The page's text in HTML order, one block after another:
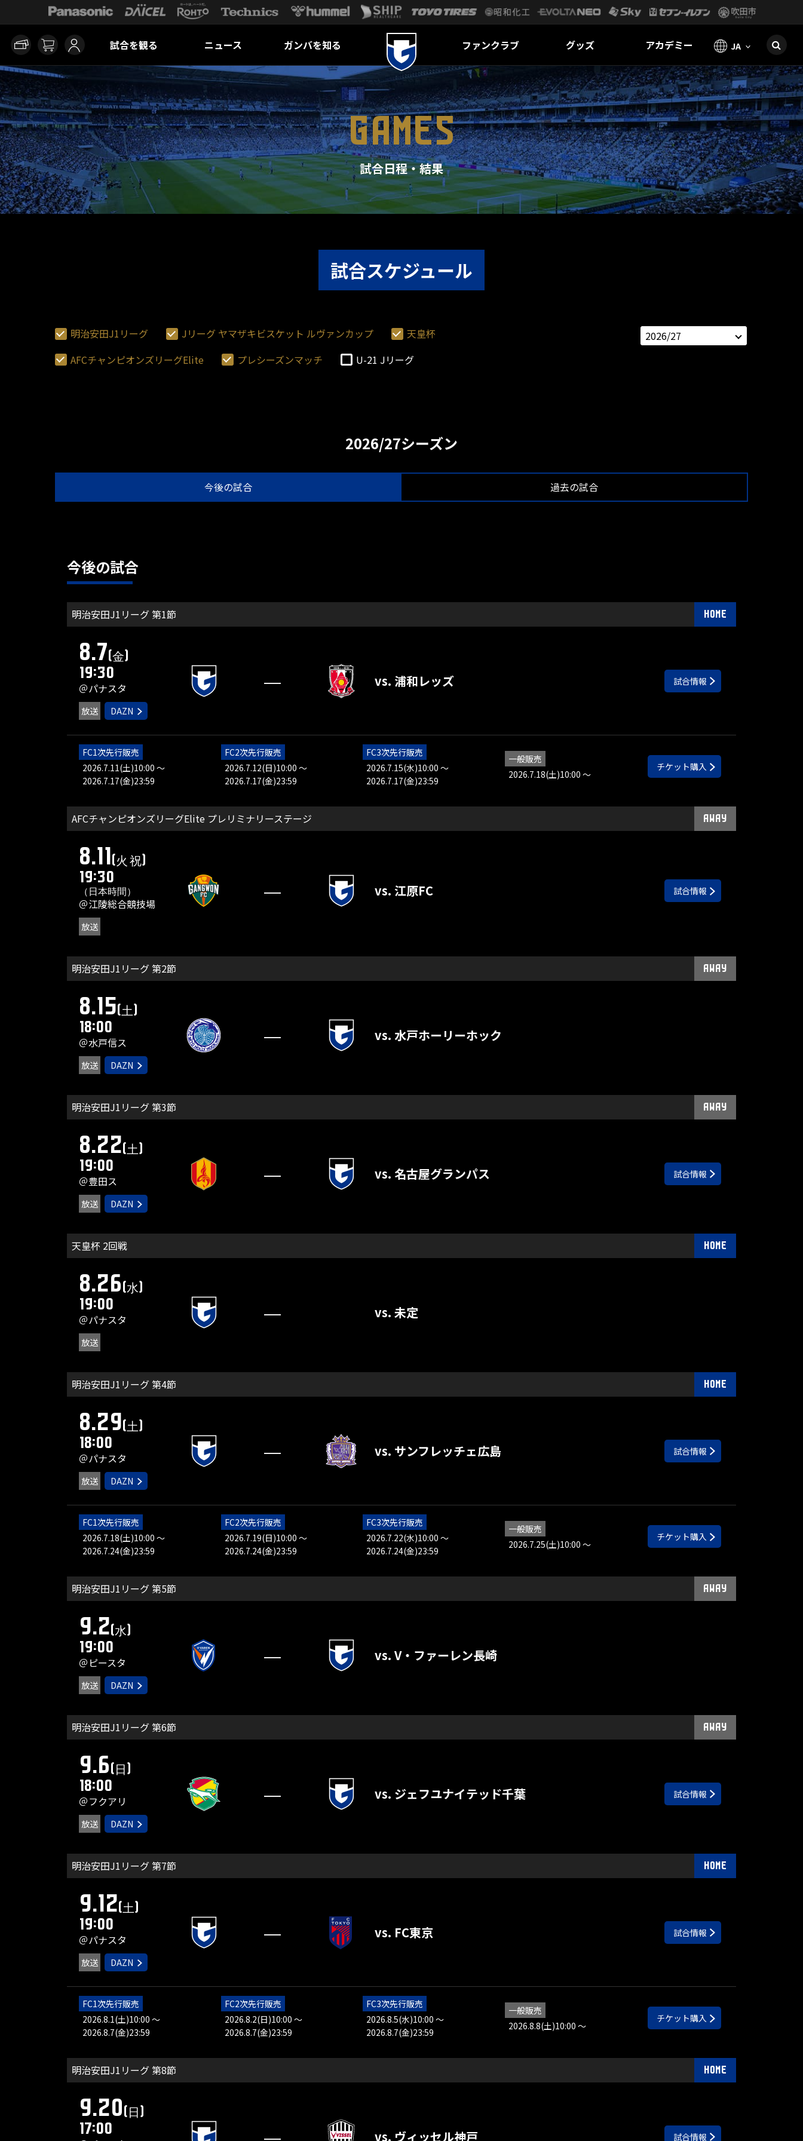
試合を観る ニュース ガンバを知る ファンクラブ グッズ アカデミー JA
GAMES
試合日程・結果
試合スケジュール
明治安田J1リーグ Jリーグ ヤマザキビスケット ルヴァンカップ
天皇杯
AFCチャンピオンズリーグElite
プレシーズンマッチ U-21 Jリーグ
2026/27シーズン
今後の試合 過去の試合
今後の試合
明治安田J1リーグ 第1節 HOME
8.7 (金)
19:30
＠パナスタ
放送 DAZN
― vs. 浦和レッズ 試合情報
FC1次先行販売
2026.7.11(土)10:00 ～
2026.7.17(金)23:59
FC2次先行販売
2026.7.12(日)10:00 ～
2026.7.17(金)23:59
FC3次先行販売
2026.7.15(水)10:00 ～
2026.7.17(金)23:59
一般販売
2026.7.18(土)10:00 ～
チケット購入
AFCチャンピオンズリーグElite プレリミナリーステージ AWAY
8.11 (火 祝)
19:30
（日本時間）
＠江陵総合競技場
放送
― vs. 江原FC 試合情報
明治安田J1リーグ 第2節 AWAY
8.15 (土)
18:00
＠水戸信ス
放送 DAZN
― vs. 水戸ホーリーホック
明治安田J1リーグ 第3節 AWAY
8.22 (土)
19:00
＠豊田ス
放送 DAZN
― vs. 名古屋グランパス 試合情報
天皇杯 2回戦 HOME
8.26 (水)
19:00
＠パナスタ
放送
― vs. 未定
明治安田J1リーグ 第4節 HOME
8.29 (土)
18:00
＠パナスタ
放送 DAZN
― vs. サンフレッチェ広島 試合情報
FC1次先行販売
2026.7.18(土)10:00 ～
2026.7.24(金)23:59
FC2次先行販売
2026.7.19(日)10:00 ～
2026.7.24(金)23:59
FC3次先行販売
2026.7.22(水)10:00 ～
2026.7.24(金)23:59
一般販売
2026.7.25(土)10:00 ～
チケット購入
明治安田J1リーグ 第5節 AWAY
9.2 (水)
19:00
＠ピースタ
放送 DAZN
― vs. V・ファーレン長崎
明治安田J1リーグ 第6節 AWAY
9.6 (日)
18:00
＠フクアリ
放送 DAZN
― vs. ジェフユナイテッド千葉 試合情報
明治安田J1リーグ 第7節 HOME
9.12 (土)
19:00
＠パナスタ
放送 DAZN
― vs. FC東京 試合情報
FC1次先行販売
2026.8.1(土)10:00 ～
2026.8.7(金)23:59
FC2次先行販売
2026.8.2(日)10:00 ～
2026.8.7(金)23:59
FC3次先行販売
2026.8.5(水)10:00 ～
2026.8.7(金)23:59
一般販売
2026.8.8(土)10:00 ～
チケット購入
明治安田J1リーグ 第8節 HOME
9.20 (日)
17:00 ― vs. ヴィッセル神戸 試合情報